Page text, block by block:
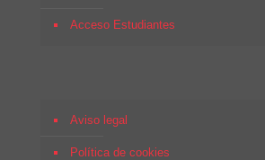
Acceso Estudiantes
Aviso legal
Política de cookies